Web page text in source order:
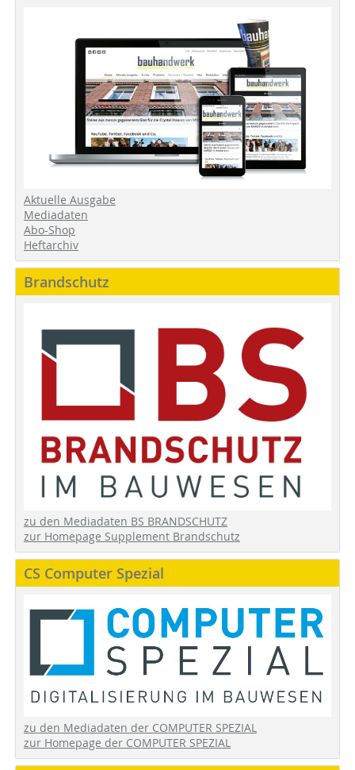
Aktuelle Ausgabe
Mediadaten
Abo-Shop
Heftarchiv
Brandschutz
zu den Mediadaten BS BRANDSCHUTZ
zur Homepage Supplement Brandschutz
CS Computer Spezial
zu den Mediadaten der COMPUTER SPEZIAL
zur Homepage der COMPUTER SPEZIAL